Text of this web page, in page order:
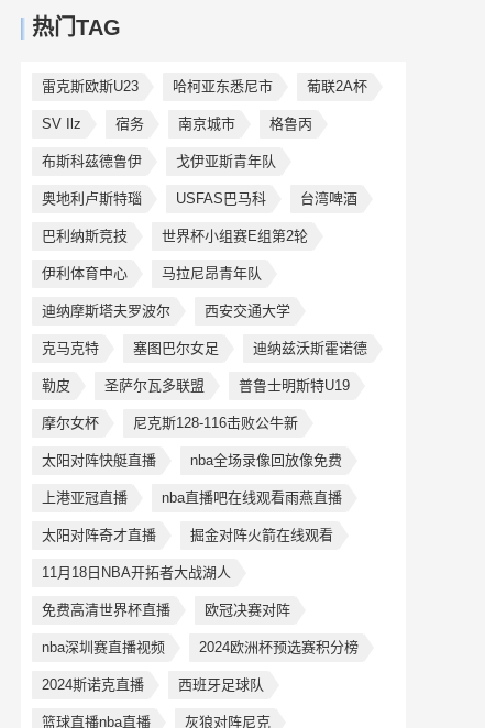
热门TAG
雷克斯欧斯U23 哈柯亚东悉尼市 葡联2A杯
SV Ilz 宿务 南京城市 格鲁丙
布斯科茲德鲁伊 戈伊亚斯青年队
奥地利卢斯特瑙 USFAS巴马科 台湾啤酒
巴利纳斯竞技 世界杯小组赛E组第2轮
伊利体育中心 马拉尼昂青年队
迪纳摩斯塔夫罗波尔 西安交通大学
克马克特 塞图巴尔女足 迪纳兹沃斯霍诺德
勒皮 圣萨尔瓦多联盟 普鲁士明斯特U19
摩尔女杯 尼克斯128-116击败公牛新
太阳对阵快艇直播 nba全场录像回放像免费
上港亚冠直播 nba直播吧在线观看雨燕直播
太阳对阵奇才直播 掘金对阵火箭在线观看
11月18日NBA开拓者大战湖人
免费高清世界杯直播 欧冠决赛对阵
nba深圳赛直播视频 2024欧洲杯预选赛积分榜
2024斯诺克直播 西班牙足球队
篮球直播nba直播 灰狼对阵尼克